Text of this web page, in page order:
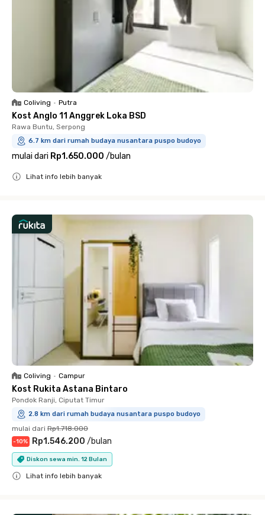
Coliving • Putra
Kost Anglo 11 Anggrek Loka BSD
Rawa Buntu, Serpong
6.7 km dari rumah budaya nusantara puspo budoyo
mulai dari Rp1.650.000 /bulan
Lihat info lebih banyak
Coliving • Campur
Kost Rukita Astana Bintaro
Pondok Ranji, Ciputat Timur
2.8 km dari rumah budaya nusantara puspo budoyo
mulai dari Rp1.718.000
-10% Rp1.546.200 /bulan
Diskon sewa min. 12 Bulan
Lihat info lebih banyak